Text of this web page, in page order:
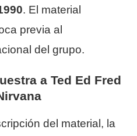
. El material
previa al
del grupo.
a Ted Ed Fred
del material, la